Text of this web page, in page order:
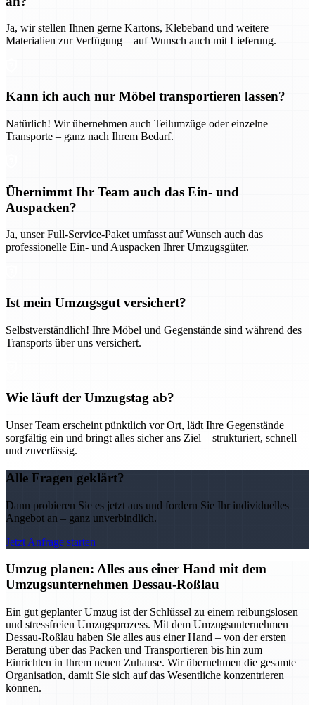
Ja, wir stellen Ihnen gerne Kartons, Klebeband und weitere
Materialien zur Verfügung – auf Wunsch auch mit Lieferung.
Kann ich auch nur Möbel transportieren lassen?
Natürlich! Wir übernehmen auch Teilumzüge oder einzelne
Transporte – ganz nach Ihrem Bedarf.
Übernimmt Ihr Team auch das Ein- und
Auspacken?
Ja, unser Full-Service-Paket umfasst auf Wunsch auch das
professionelle Ein- und Auspacken Ihrer Umzugsgüter.
Ist mein Umzugsgut versichert?
Selbstverständlich! Ihre Möbel und Gegenstände sind während des
Transports über uns versichert.
Wie läuft der Umzugstag ab?
Unser Team erscheint pünktlich vor Ort, lädt Ihre Gegenstände
sorgfältig ein und bringt alles sicher ans Ziel – strukturiert, schnell
und zuverlässig.
Alle Fragen geklärt?
Dann probieren Sie es jetzt aus und fordern Sie Ihr individuelles
Angebot an – ganz unverbindlich.
Jetzt Anfrage starten
Umzug planen: Alles aus einer Hand mit dem
Umzugsunternehmen Dessau-Roßlau
Ein gut geplanter Umzug ist der Schlüssel zu einem reibungslosen
und stressfreien Umzugsprozess. Mit dem Umzugsunternehmen
Dessau-Roßlau haben Sie alles aus einer Hand – von der ersten
Beratung über das Packen und Transportieren bis hin zum
Einrichten in Ihrem neuen Zuhause. Wir übernehmen die gesamte
Organisation, damit Sie sich auf das Wesentliche konzentrieren
können.